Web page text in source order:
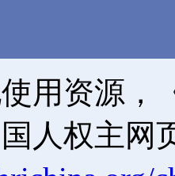
用资源，
人权主网